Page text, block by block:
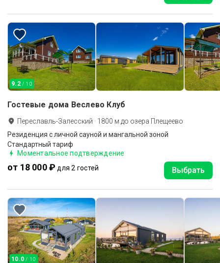
9.2 / 10
Гостевые дома Веслево Клуб
Переславль-Залесский · 1800 м до озера Плещеево
Резиденция с личной сауной и мангальной зоной
Стандартный тариф
Моментальное подтверждение
от 18 000 ₽ для 2 гостей Выбрать
10.0 / 10